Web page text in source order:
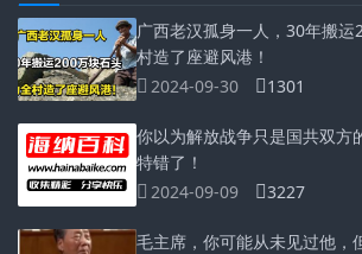
广西老汉孤身一人，30年搬运
村造了座避风港！
2024-09-30
1301
你以为解放战争只是国共双方
特错了！
2024-09-09
3227
毛主席，你可能从未见过他，